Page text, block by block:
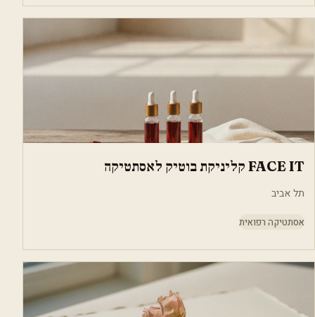
FACE IT קליניקת בוטיק לאסתטיקה
תל אביב
אסתטיקה רפואית